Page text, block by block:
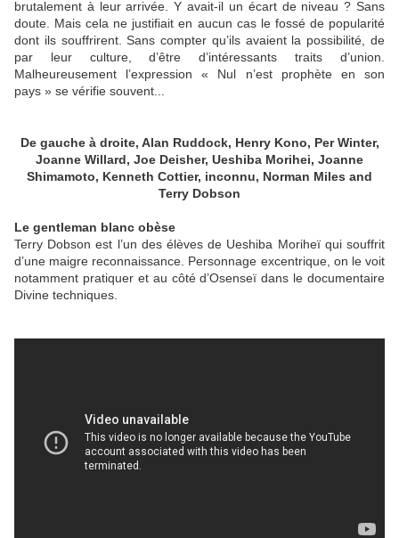
brutalement à leur arrivée. Y avait-il un écart de niveau ? Sans
doute. Mais cela ne justifiait en aucun cas le fossé de popularité
dont ils souffrirent. Sans compter qu’ils avaient la possibilité, de
par leur culture, d’être d’intéressants traits d’union.
Malheureusement l’expression « Nul n’est prophète en son
pays » se vérifie souvent...
De gauche à droite, Alan Ruddock, Henry Kono, Per Winter,
Joanne Willard, Joe Deisher, Ueshiba Morihei, Joanne
Shimamoto, Kenneth Cottier, inconnu, Norman Miles and
Terry Dobson
Le gentleman blanc obèse
Terry Dobson est l’un des élèves de Ueshiba Moriheï qui souffrit
d’une maigre reconnaissance. Personnage excentrique, on le voit
notamment pratiquer et au côté d’Osenseï dans le documentaire
Divine techniques.